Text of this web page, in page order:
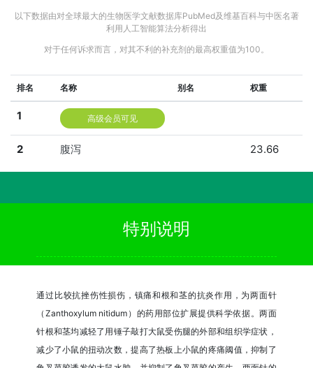
以下数据由对全球最大的生物医学文献数据库PubMed及维基百科与中医名著
利用人工智能算法分析得出
对于任何诉求而言，对其不利的补充剂的最高权重值为100。
排名 名称 别名 权重
1 高级会员可见
2 腹泻 23.66
特别说明
通过比较抗挫伤性损伤，镇痛和根和茎的抗炎作用，为两面针
（Zanthoxylum nitidum）的药用部位扩展提供科学依据。两面
针根和茎均减轻了用锤子敲打大鼠受伤腿的外部和组织学症状，
减少了小鼠的扭动次数，提高了热板上小鼠的疼痛阈值，抑制了